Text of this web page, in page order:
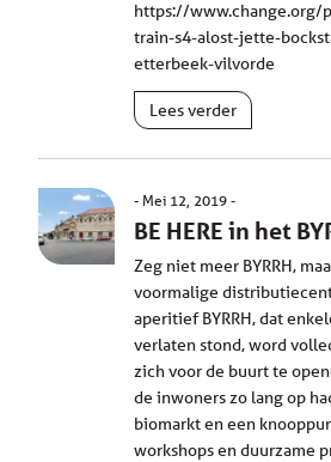
https://www.change.org/
train-s4-alost-jette-
etterbeek-vilvorde
Lees verder
Mei 12, 2019
BE HERE in het
Zeg niet meer BYRRH,
voormalige
aperitief BYRRH, dat
verlaten stond, word
zich voor de buurt te
de inwoners zo lang op
biomarkt en een
workshops en duurzame